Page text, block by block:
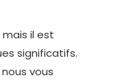
il est
significatifs.
vous